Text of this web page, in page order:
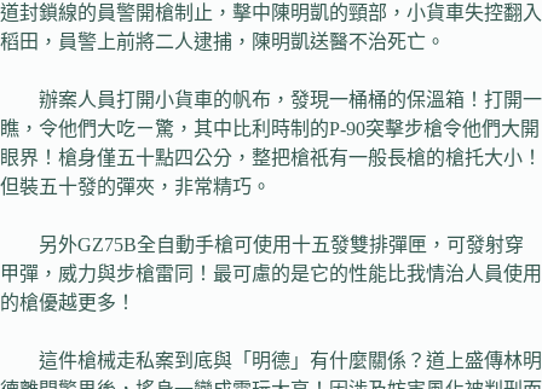
道封鎖線的員警開槍制止，擊中陳明凱的頸部，小貨車失控翻入
稻田，員警上前將二人逮捕，陳明凱送醫不治死亡。
辦案人員打開小貨車的帆布，發現一桶桶的保溫箱！打開一
瞧，令他們大吃ㄧ驚，其中比利時制的P-90突擊步槍令他們大開
眼界！槍身僅五十點四公分，整把槍祇有一般長槍的槍托大小！
但裝五十發的彈夾，非常精巧。
另外GZ75B全自動手槍可使用十五發雙排彈匣，可發射穿
甲彈，威力與步槍雷同！最可慮的是它的性能比我情治人員使用
的槍優越更多！
這件槍械走私案到底與「明德」有什麼關係？道上盛傳林明